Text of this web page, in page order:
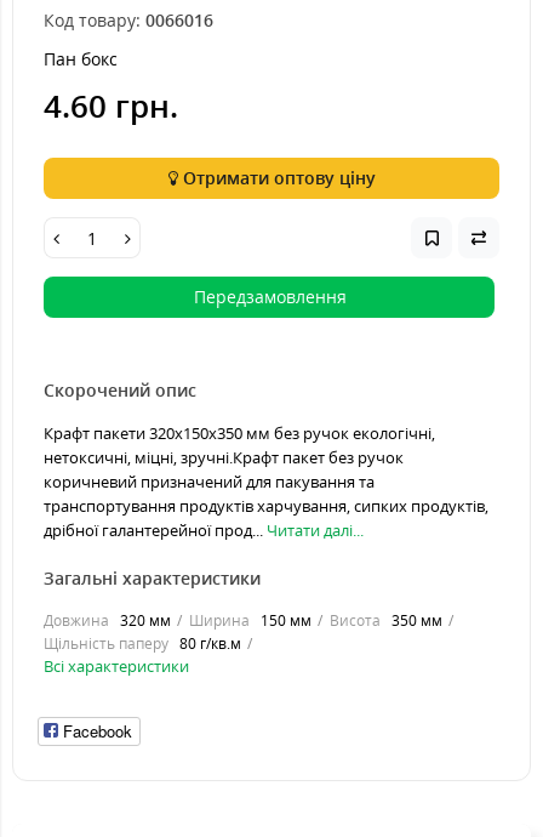
Код товару: 0066016
Пан бокс
4.60 грн.
Отримати оптову ціну
Передзамовлення
Скорочений опис
Крафт пакети 320х150х350 мм без ручок екологічні,
нетоксичні, міцні, зручні.Крафт пакет без ручок
коричневий призначений для пакування та
транспортування продуктів харчування, сипких продуктів,
дрібної галантерейної прод... Читати далі...
Загальні характеристики
Довжина 320 мм Ширина 150 мм Висота 350 мм
Щільність паперу 80 г/кв.м
Всі характеристики
Facebook